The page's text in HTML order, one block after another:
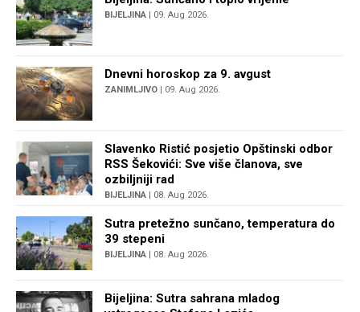
BIJELJINA | 09. Aug 2026.
Dnevni horoskop za 9. avgust
ZANIMLJIVO | 09. Aug 2026.
Slavenko Ristić posjetio Opštinski odbor
RSS Šekovići: Sve više članova, sve
ozbiljniji rad
BIJELJINA | 08. Aug 2026.
Sutra pretežno sunčano, temperatura do
39 stepeni
BIJELJINA | 08. Aug 2026.
Bijeljina: Sutra sahrana mladog